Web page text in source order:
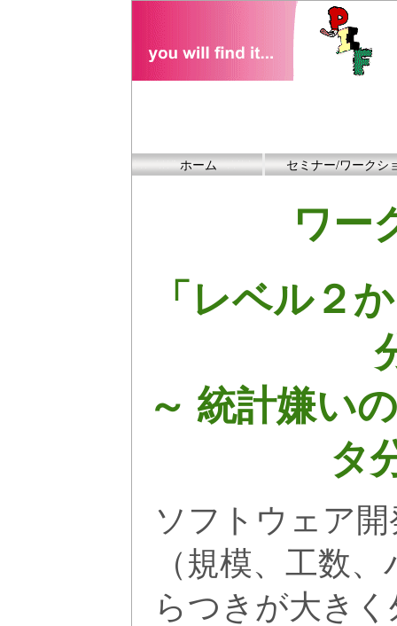
ホーム セミナー/ワークシ
ワー
「レベル２
～ 統計嫌い
タ
ソフトウェア
（規模、工数
らつきが大き